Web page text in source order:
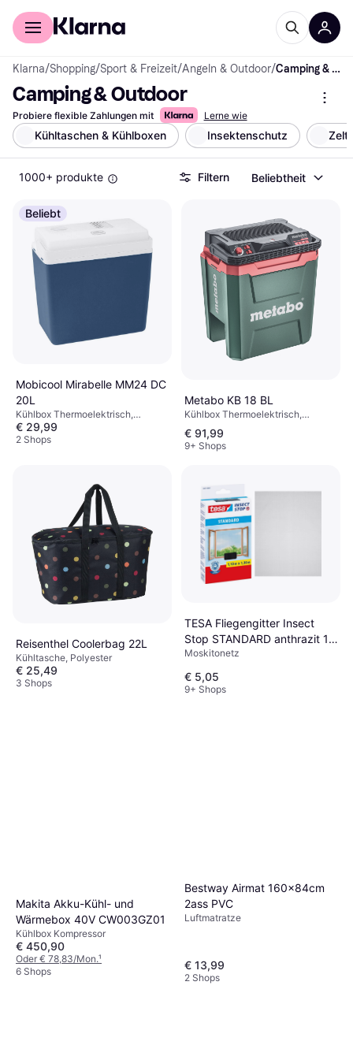
Für Shopper
Klarna/Shopping/Sport & Freizeit/Angeln & Outdoor/ Camping & Outdoor
Camping & Outdoor
Probiere flexible Zahlungen mit Lerne wie
Kühltaschen & Kühlboxen Insektenschutz
1000+ produkte Filtern Beliebtheit
Beliebt
Mobicool Mirabelle MM24 DC
20L
Kühlbox Thermoelektrisch,
Kunststoff
€ 29,99
2 Shops
Metabo KB 18 BL
Kühlbox Thermoelektrisch,
Kunststoff
€ 91,99
9+ Shops
Reisenthel Coolerbag 22L
Kühltasche, Polyester
€ 25,49
3 Shops
TESA Fliegengitter Insect
Stop STANDARD anthrazit 1,1
x 1,3 m
Moskitonetz
€ 5,05
9+ Shops
Makita Akku-Kühl- und
Wärmebox 40V CW003GZ01
Kühlbox Kompressor
€ 450,90
Oder € 78,83/Mon.¹
6 Shops
Bestway Airmat 160x84cm
2ass PVC
Luftmatratze
€ 13,99
2 Shops